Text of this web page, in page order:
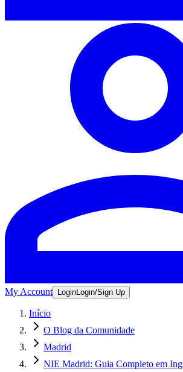
My Account Login Login/Sign Up
Início
O Blog da Comunidade
Madrid
NIE Madrid: Guia Completo em